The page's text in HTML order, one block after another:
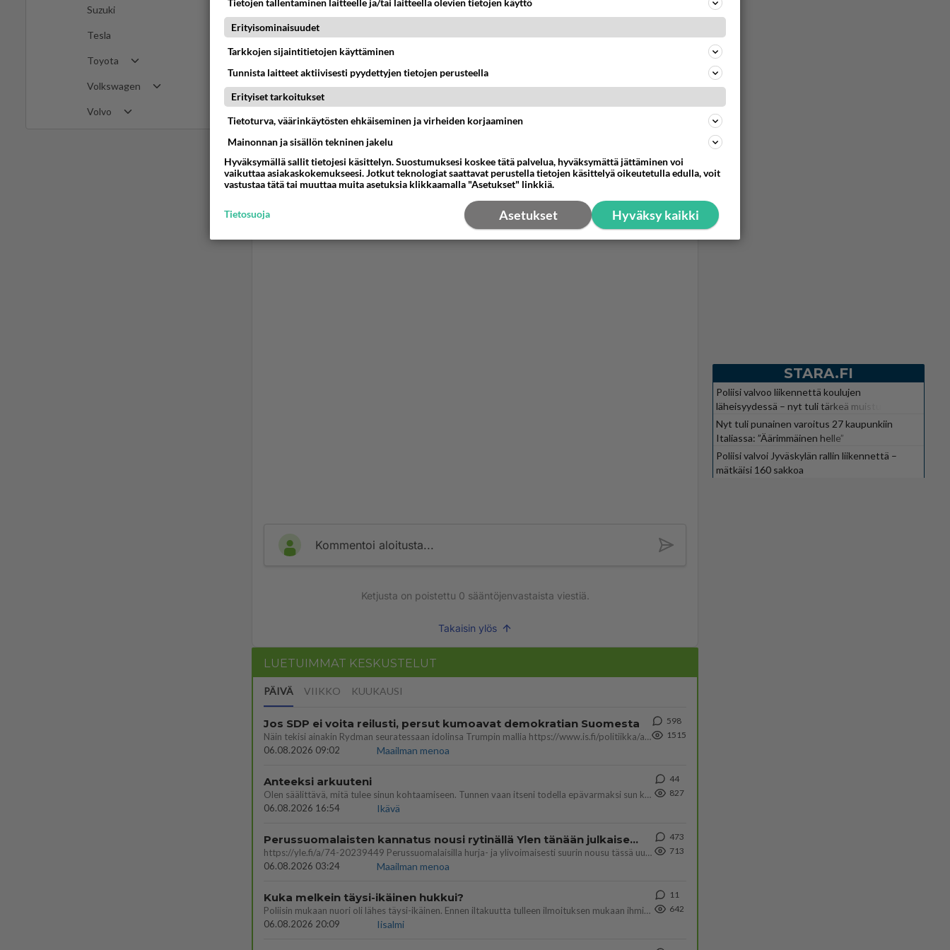
Suzuki
Tesla
Toyota
Volkswagen
Volvo
Omasta mielestäni autonvalmistajan pitäisi löytää "kultainen keskitie"
noiden "saippualaatikko" ja Volvo 240 -mallien väliltä. Mielipideasia.
Äänestä
Kommentoi aloitusta...
Ketjusta on poistettu 0 sääntöjenvastaista viestiä.
Takaisin ylös
LUETUIMMAT KESKUSTELUT
PÄIVÄ VIIKKO KUUKAUSI
Jos SDP ei voita reilusti, persut kumoavat demokratian Suomesta
Näin tekisi ainakin Rydman seuratessaan idolinsa Trumpin mallia https://www.is.fi/politiikka/art-2000012187244.html
06.08.2026 09:02
Maailman menoa
598
1515
Anteeksi arkuuteni
Olen säälittävä, mitä tulee sinun kohtaamiseen. Tunnen vaan itseni todella epävarmaksi sun kanssa. Jos minun olisi pitän
06.08.2026 16:54
Ikävä
44
827
Perussuomalaisten kannatus nousi rytinällä Ylen tänään julkaisemassa tuoreimmassa gallup-kyselyssä.
https://yle.fi/a/74-20239449 Perussuomalaisilla hurja- ja ylivoimaisesti suurin nousu tässä uudessa Ylen gallupissa. Kyl
06.08.2026 03:24
Maailman menoa
473
713
Kuka melkein täysi-ikäinen hukkui?
Poliisin mukaan nuori oli lähes täysi-ikäinen. Ennen iltakuutta tulleen ilmoituksen mukaan ihminen oli joutunut mahdoll
06.08.2026 20:09
Iisalmi
11
642
STARA.FI
Poliisi valvoo liikennettä koulujen
läheisyydessä – nyt tuli tärkeä muistutus
Nyt tuli punainen varoitus 27 kaupunkiin
Italiassa: ”Äärimmäinen helle”
Poliisi valvoi Jyväskylän rallin liikennettä –
mätkäisi 160 sakkoa
Tietojen tallentaminen laitteelle ja/tai laitteella olevien tietojen käyttö
Erityisominaisuudet
Tarkkojen sijaintitietojen käyttäminen
Tunnista laitteet aktiivisesti pyydettyjen tietojen perusteella
Erityiset tarkoitukset
Tietoturva, väärinkäytösten ehkäiseminen ja virheiden korjaaminen
Mainonnan ja sisällön tekninen jakelu
Hyväksymällä sallit tietojesi käsittelyn. Suostumuksesi koskee tätä palvelua, hyväksymättä jättäminen voi
vaikuttaa asiakaskokemukseesi. Jotkut teknologiat saattavat perustella tietojen käsittelyä oikeutetulla edulla, voit
vastustaa tätä tai muuttaa muita asetuksia klikkaamalla "Asetukset" linkkiä.
Hyväksy kaikki
Asetukset
Tietosuoja